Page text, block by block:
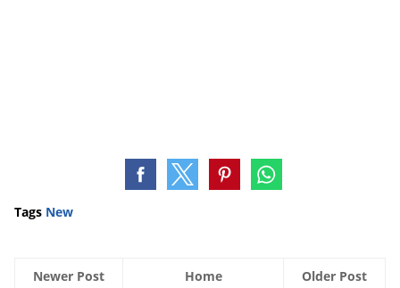
Tags New
Newer Post Older Post
Home